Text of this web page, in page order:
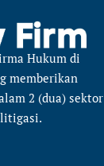
Hukum di
memberikan
2 (dua) sektor